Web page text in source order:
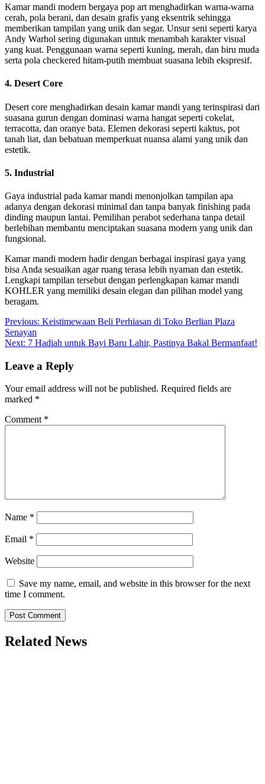
Kamar mandi modern bergaya pop art menghadirkan warna-warna
cerah, pola berani, dan desain grafis yang eksentrik sehingga
memberikan tampilan yang unik dan segar. Unsur seni seperti karya
Andy Warhol sering digunakan untuk menambah karakter visual
yang kuat. Penggunaan warna seperti kuning, merah, dan biru muda
serta pola checkered hitam-putih membuat suasana lebih ekspresif.
4. Desert Core
Desert core menghadirkan desain kamar mandi yang terinspirasi dari
suasana gurun dengan dominasi warna hangat seperti cokelat,
terracotta, dan oranye bata. Elemen dekorasi seperti kaktus, pot
tanah liat, dan bebatuan memperkuat nuansa alami yang unik dan
estetik.
5. Industrial
Gaya industrial pada kamar mandi menonjolkan tampilan apa
adanya dengan dekorasi minimal dan tanpa banyak finishing pada
dinding maupun lantai. Pemilihan perabot sederhana tanpa detail
berlebihan membantu menciptakan suasana modern yang unik dan
fungsional.
Kamar mandi modern hadir dengan berbagai inspirasi gaya yang
bisa Anda sesuaikan agar ruang terasa lebih nyaman dan estetik.
Lengkapi tampilan tersebut dengan perlengkapan kamar mandi
KOHLER yang memiliki desain elegan dan pilihan model yang
beragam.
Post
navigation
Previous: Keistimewaan Beli Perhiasan di Toko Berlian Plaza
Senayan
Next: 7 Hadiah untuk Bayi Baru Lahir, Pastinya Bakal Bermanfaat!
Leave a Reply
Your email address will not be published. Required fields are
marked *
Comment *
Name *
Email *
Website
Save my name, email, and website in this browser for the next
time I comment.
Related News